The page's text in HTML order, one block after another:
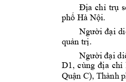
Địa chỉ trụ
phố Hà Nội.
Người đại
quản trị.
Người đại di
D1, cùng địa chỉ
Quận C), Thành